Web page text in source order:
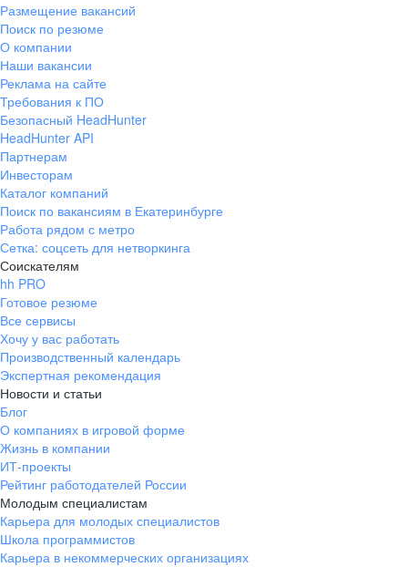
Размещение вакансий
Поиск по резюме
О компании
Наши вакансии
Реклама на сайте
Требования к ПО
Безопасный HeadHunter
HeadHunter API
Партнерам
Инвесторам
Каталог компаний
Поиск по вакансиям в Екатеринбурге
Работа рядом с метро
Сетка: соцсеть для нетворкинга
Соискателям
hh PRO
Готовое резюме
Все сервисы
Хочу у вас работать
Производственный календарь
Экспертная рекомендация
Новости и статьи
Блог
О компаниях в игровой форме
Жизнь в компании
ИТ-проекты
Рейтинг работодателей России
Молодым специалистам
Карьера для молодых специалистов
Школа программистов
Карьера в некоммерческих организациях